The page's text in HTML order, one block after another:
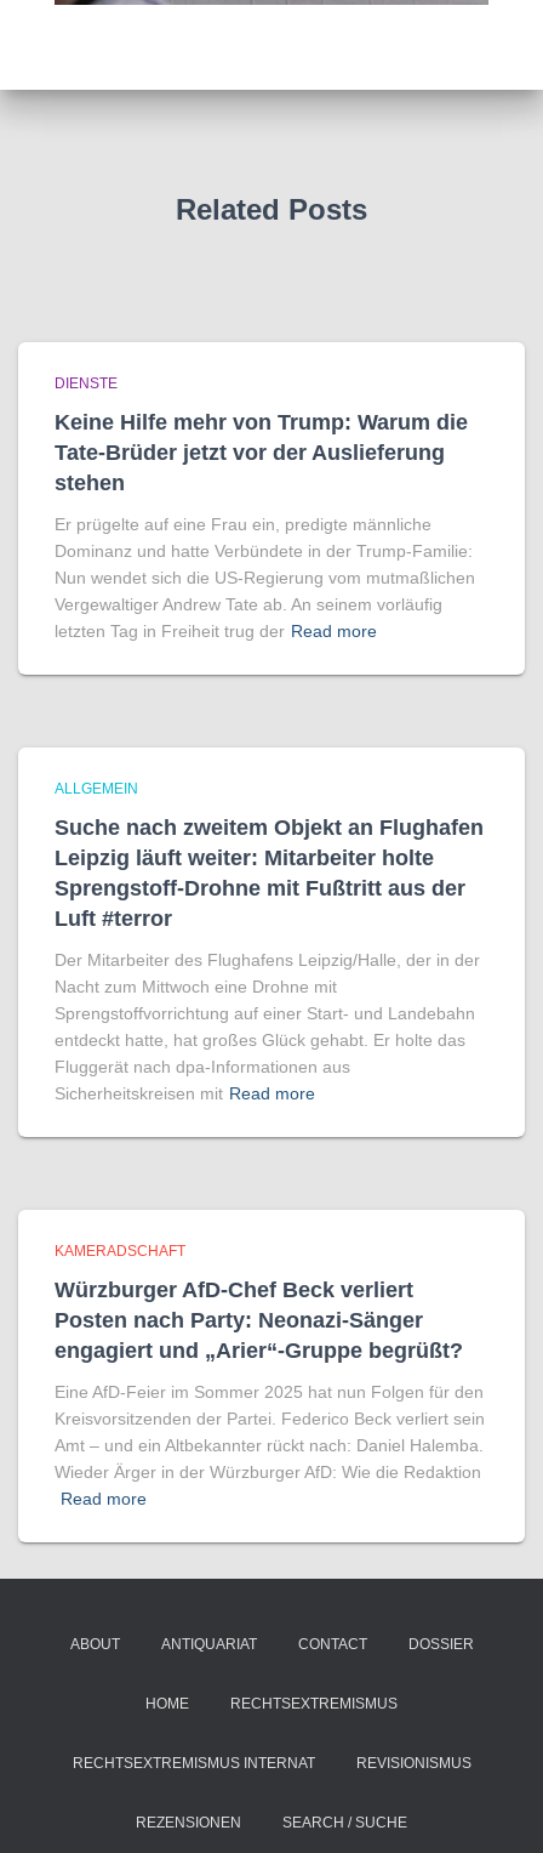
Related Posts
DIENSTE
Keine Hilfe mehr von Trump: Warum die
Tate-Brüder jetzt vor der Auslieferung
stehen
Er prügelte auf eine Frau ein, predigte männliche
Dominanz und hatte Verbündete in der Trump-Familie:
Nun wendet sich die US-Regierung vom mutmaßlichen
Vergewaltiger Andrew Tate ab. An seinem vorläufig
letzten Tag in Freiheit trug der Read more
ALLGEMEIN
Suche nach zweitem Objekt an Flughafen
Leipzig läuft weiter: Mitarbeiter holte
Sprengstoff-Drohne mit Fußtritt aus der
Luft #terror
Der Mitarbeiter des Flughafens Leipzig/Halle, der in der
Nacht zum Mittwoch eine Drohne mit
Sprengstoffvorrichtung auf einer Start- und Landebahn
entdeckt hatte, hat großes Glück gehabt. Er holte das
Fluggerät nach dpa-Informationen aus
Sicherheitskreisen mit Read more
KAMERADSCHAFT
Würzburger AfD-Chef Beck verliert
Posten nach Party: Neonazi-Sänger
engagiert und „Arier“-Gruppe begrüßt?
Eine AfD-Feier im Sommer 2025 hat nun Folgen für den
Kreisvorsitzenden der Partei. Federico Beck verliert sein
Amt – und ein Altbekannter rückt nach: Daniel Halemba.
Wieder Ärger in der Würzburger AfD: Wie die Redaktion
Read more
ABOUT ANTIQUARIAT CONTACT DOSSIER
HOME RECHTSEXTREMISMUS
RECHTSEXTREMISMUS INTERNAT REVISIONISMUS
REZENSIONEN SEARCH / SUCHE